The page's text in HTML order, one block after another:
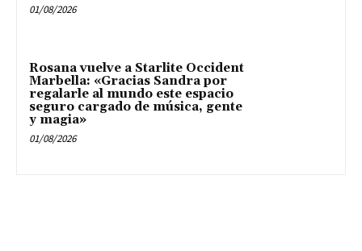
01/08/2026
Rosana vuelve a Starlite Occident
Marbella: «Gracias Sandra por
regalarle al mundo este espacio
seguro cargado de música, gente
y magia»
01/08/2026